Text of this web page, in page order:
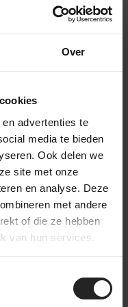
Over
advertenties te
media te bieden
Ook delen we
site met onze
en analyse. Deze
met andere
of die ze hebben
van hun services.
In de
in het
Accessoires
de fiets verzonden
of wereldwijd. Zo
compleet aankomt.